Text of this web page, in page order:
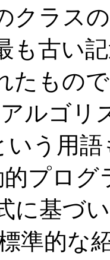
クラス
も古い
たもの
アルゴ
いう用
プロ
に基づ
準的な